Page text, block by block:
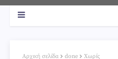
Αρχική σελίδα done Χωρίς